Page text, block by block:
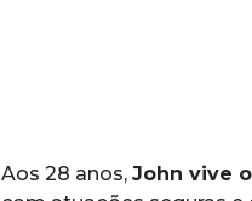
Aos 28 anos, John vive